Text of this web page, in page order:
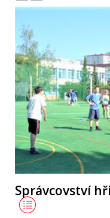
Správcovství